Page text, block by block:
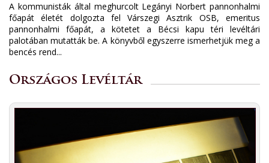
A kommunisták által meghurcolt Legányi Norbert pannonhalmi
főapát életét dolgozta fel Várszegi Asztrik OSB, emeritus
pannonhalmi főapát, a kötetet a Bécsi kapu téri levéltári
palotában mutatták be. A könyvből egyszerre ismerhetjük meg a
bencés rend...
Országos Levéltár